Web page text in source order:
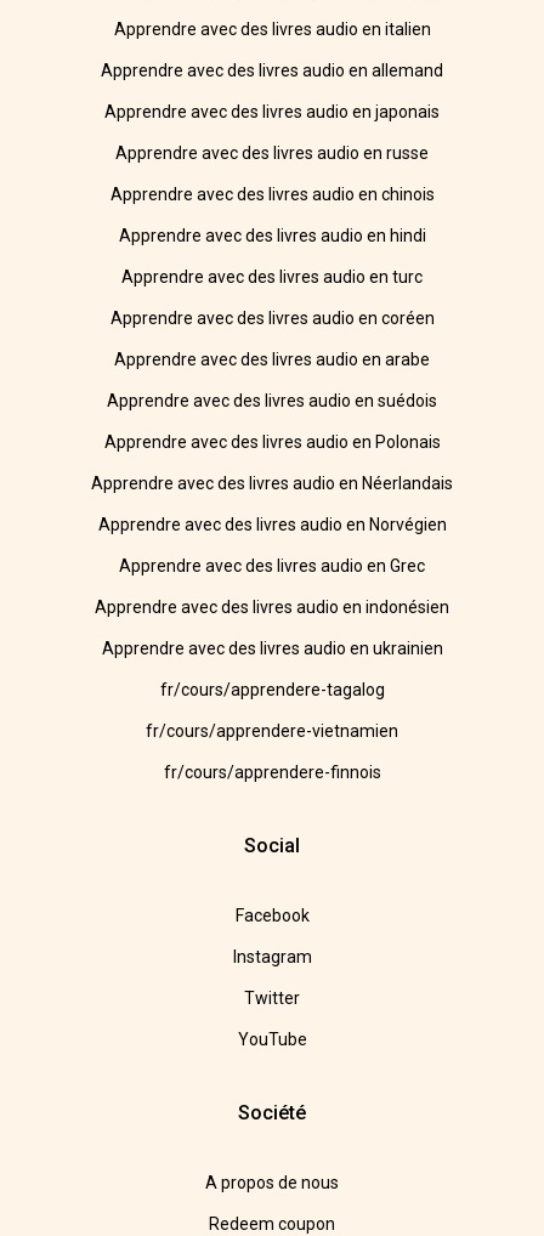
Apprendre avec des livres audio en italien
Apprendre avec des livres audio en allemand
Apprendre avec des livres audio en japonais
Apprendre avec des livres audio en russe
Apprendre avec des livres audio en chinois
Apprendre avec des livres audio en hindi
Apprendre avec des livres audio en turc
Apprendre avec des livres audio en coréen
Apprendre avec des livres audio en arabe
Apprendre avec des livres audio en suédois
Apprendre avec des livres audio en Polonais
Apprendre avec des livres audio en Néerlandais
Apprendre avec des livres audio en Norvégien
Apprendre avec des livres audio en Grec
Apprendre avec des livres audio en indonésien
Apprendre avec des livres audio en ukrainien
fr/cours/apprendere-tagalog
fr/cours/apprendere-vietnamien
fr/cours/apprendere-finnois
Social
Facebook
Instagram
Twitter
YouTube
Société
A propos de nous
Redeem coupon